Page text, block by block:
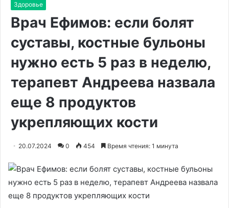
Здоровье
Врач Ефимов: если болят
суставы, костные бульоны
нужно есть 5 раз в неделю,
терапевт Андреева назвала
еще 8 продуктов
укрепляющих кости
20.07.2024 0 454 Время чтения: 1 минута